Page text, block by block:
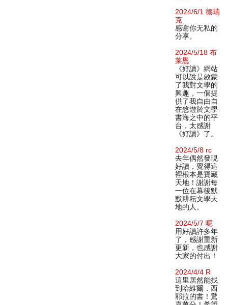
2024/6/1 德瑞
克
感谢你无私的
分享。
2024/5/18 布
莱恩
《好讀》網站
可以說是啟蒙
了我對文學的
興趣，一個提
供了我自由自
在悠遊於文學
書海之中的平
台，太感謝
《好讀》了。
2024/5/8 rc
去年偶然發現
好讀，覺得這
裡根本是寶藏
天地！謝謝每
一位在幕後默
默耕耘文學天
地的人。
2024/5/7 呢
用好讀許多年
了，感謝重新
更新，也感謝
大家的付出！
2024/4/4 R
這里居然能找
到哈維爾．西
耶拉的書！驚